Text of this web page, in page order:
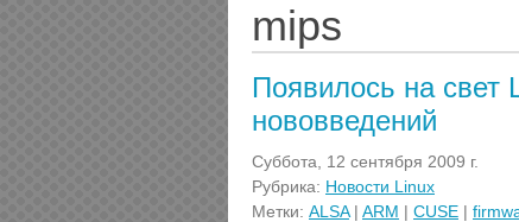
mips
Появилось на свет
нововведений
Суббота, 12 сентября 2009 г.
Рубрика: Новости Linux
Метки: ALSA| ARM | CUSE |